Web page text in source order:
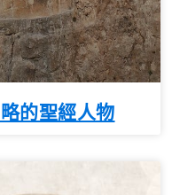
的聖經人物